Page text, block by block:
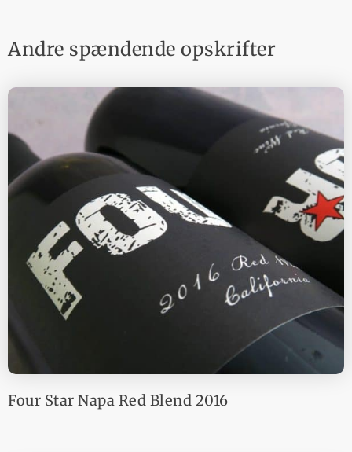
Andre spændende opskrifter
Four Star Napa Red Blend 2016